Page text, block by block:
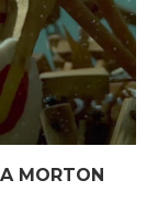
MORTON